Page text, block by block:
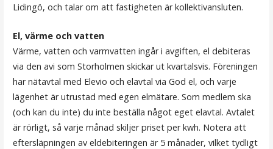
Lidingö, och talar om att fastigheten är kollektivansluten.
El, värme och vatten
Värme, vatten och varmvatten ingår i avgiften, el debiteras
via den avi som Storholmen skickar ut kvartalsvis. Föreningen
har nätavtal med Elevio och elavtal via God el, och varje
lägenhet är utrustad med egen elmätare. Som medlem ska
(och kan du inte) du inte beställa något eget elavtal. Avtalet
är rörligt, så varje månad skiljer priset per kwh. Notera att
eftersläpningen av eldebiteringen är 5 månader, vilket tydligt